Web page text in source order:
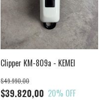
Clipper KM-809a - KEMEI
$39.820,00
$49.990,00
20% OFF